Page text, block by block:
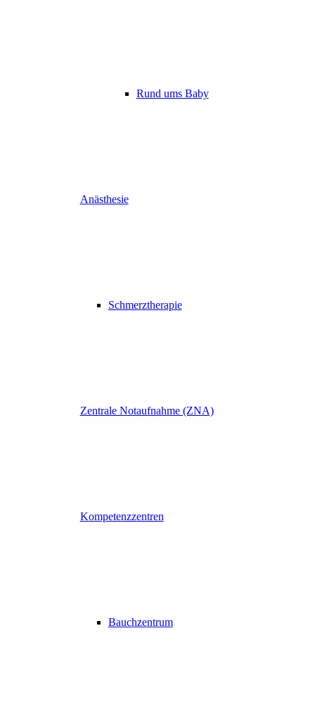
Rund ums Baby
Anästhesie
Schmerztherapie
Zentrale Notaufnahme (ZNA)
Kompetenzzentren
Bauchzentrum